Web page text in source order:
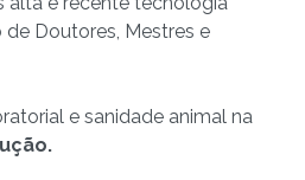
Doutores, Mestres e
e sanidade animal na